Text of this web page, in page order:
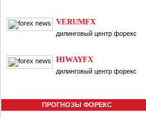
VERUMFX
дилинговый центр форекс
HIWAYFX
дилинговый центр форекс
ПРОГНОЗЫ ФОРЕКС